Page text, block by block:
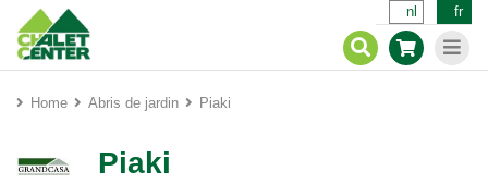
nl fr
Home Abris de jardin Piaki
Piaki